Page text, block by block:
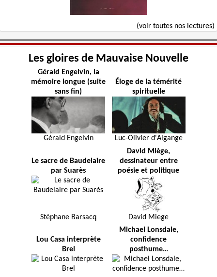
(voir toutes nos lectures)
Les gloires de Mauvaise Nouvelle
Gérald Engelvin, la
mémoire longue (suite
sans fin)
Gérald Engelvin
Éloge de la témérité
spirituelle
Luc-Olivier d'Algange
Le sacre de Baudelaire
par Suarès
Stéphane Barsacq
David Miège,
dessinateur entre
poésie et politique
David Miege
Lou Casa interprète
Brel
Michael Lonsdale,
confidence
posthume…